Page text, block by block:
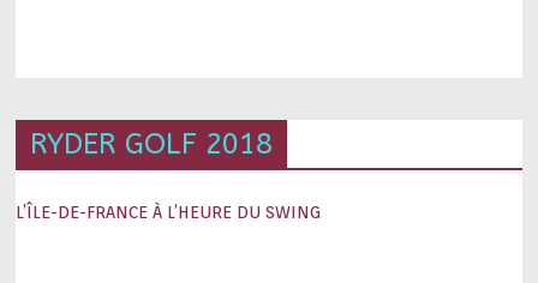
RYDER GOLF 2018
L’ÎLE-DE-FRANCE À L’HEURE DU SWING